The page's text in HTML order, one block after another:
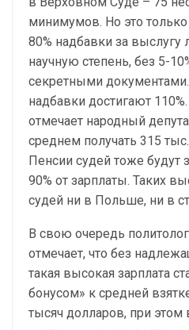
минимумов. Но это только
80% надбавки за выслугу
научную степень, без 5-
секретными
надбавки достигают
отмечает народный
среднем получать 315
Пенсии судей тоже будут
90% от зарплаты. Таких
судей ни в Польше, ни в
В свою очередь
отмечает, что без
такая высокая зарплата
бонусом» к средней
тысяч долларов, при